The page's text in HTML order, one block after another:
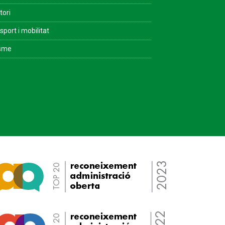
i mobilitat